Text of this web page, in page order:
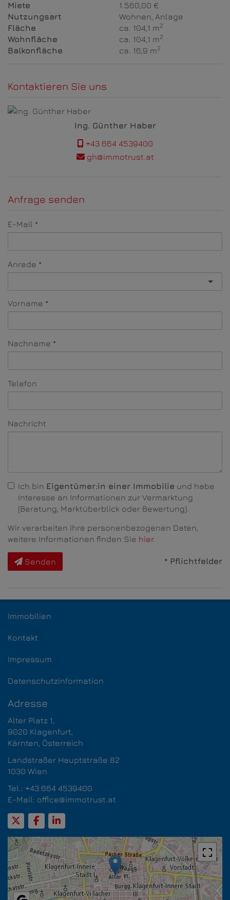
Miete
1.560,00 €
Nutzungsart
Wohnen Anlage
Fläche
ca. 104,1 m2
Wohnfläche ca. 104,1 m2
Balkonfläche ca. 16,9 m2
Kontaktieren Sie uns
Ing. Günther Haber
+43 664 4539400
gh@immotrust.at
Anfrage senden
E-Mail
Anrede
Vorname
Nachname
Telefon
Nachricht
Ich bin Eigentümer:in einer Immobilie und habe
Interesse an Informationen zur Vermarktung
(Beratung, Marktüberblick oder Bewertung).
Wir verarbeiten Ihre personenbezogenen Daten,
weitere Informationen finden Sie hier.
Senden * Pflichtfelder
Immobilien
Kontakt
Impressum
Datenschutzinformation
Adresse
Alter Platz 1,
9020 Klagenfurt,​​​​​​​
Kärnten, Österreich
Landstraßer Hauptstraße 82
1030 Wien
Tel.: +43 664 4539400
E-Mail: office@immotrust.at